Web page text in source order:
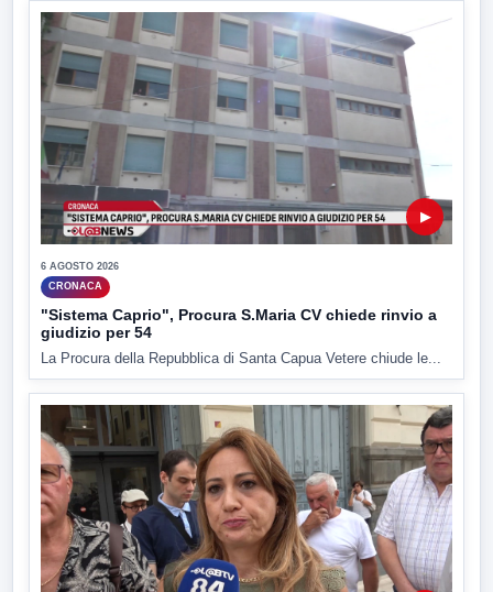
▶
6 AGOSTO 2026
CRONACA
"Sistema Caprio", Procura S.Maria CV chiede rinvio a
giudizio per 54
La Procura della Repubblica di Santa Capua Vetere chiude le...